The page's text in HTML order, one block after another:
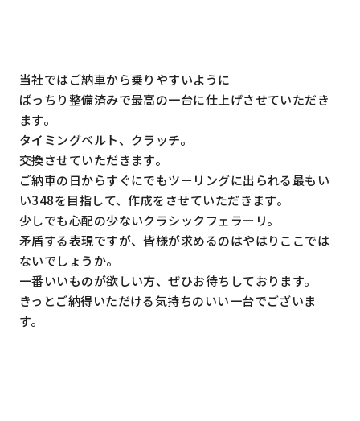
当社ではご納車から乗りやすいように
ばっちり整備済みで最高の一台に仕上げさせていただき
ます。
タイミングベルト、クラッチ。
交換させていただきます。
ご納車の日からすぐにでもツーリングに出られる最もい
い348を目指して、作成をさせていただきます。
少しでも心配の少ないクラシックフェラーリ。
矛盾する表現ですが、皆様が求めるのはやはりここでは
ないでしょうか。
一番いいものが欲しい方、ぜひお待ちしております。
きっとご納得いただける気持ちのいい一台でございま
す。